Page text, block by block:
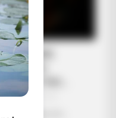
μας
ίδια η
με τον...
2022, 11:11
δείχνει ότι...